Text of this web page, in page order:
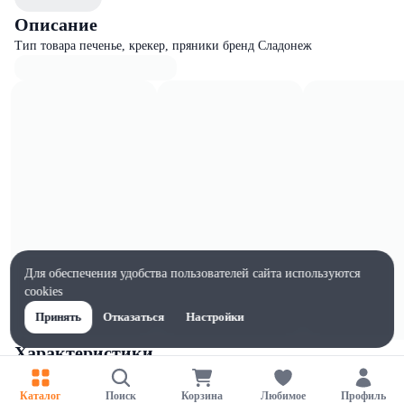
Описание
Тип товара печенье, крекер, пряники бренд Сладонеж
Характеристики
Ширина, мм
142
Каталог Поиск Корзина Любимое Профиль
Для обеспечения удобства пользователей сайта используются
cookies
Принять
Отказаться Настройки